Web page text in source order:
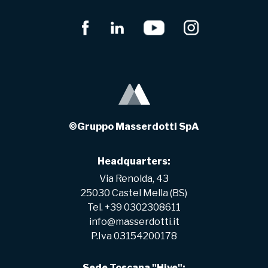
©Gruppo Masserdotti SpA
Headquarters:
Via Renolda, 43
25030 Castel Mella (BS)
Tel. +39 0302308611
info@masserdotti.it
P.Iva 03154200178